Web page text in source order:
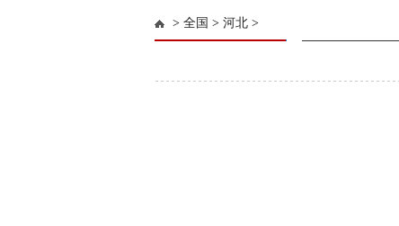
> 全国 > 河北 >